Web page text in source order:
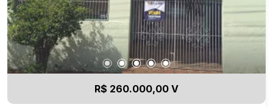
R$ 260.000,00 V